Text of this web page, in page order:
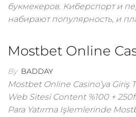
букмекеров. Киберспорт и
набирают популярность, и
Mostbet Online
By BADDAY
Mostbet Online Casino’ya Giriş
Web Sitesi Content %100 +
Para Yatırma Işlemlerinde